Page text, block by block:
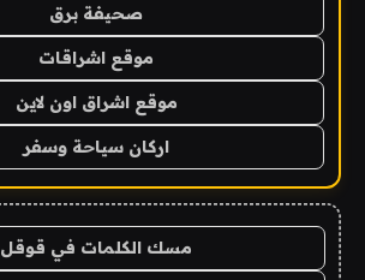
صحيفة برق
موقع اشراقات
موقع اشراق اون لاين
اركان سياحة وسفر
مسك الكلمات في قوقل